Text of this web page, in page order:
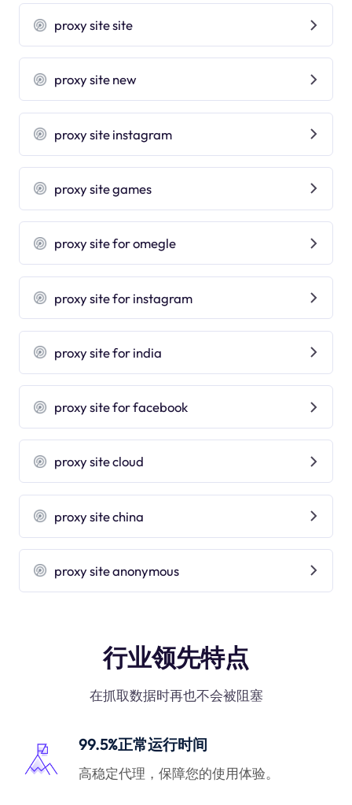
proxy site site
proxy site new
proxy site instagram
proxy site games
proxy site for omegle
proxy site for instagram
proxy site for india
proxy site for facebook
proxy site cloud
proxy site china
proxy site anonymous
行业领先特点
在抓取数据时再也不会被阻塞
99.5%正常运行时间
高稳定代理，保障您的使用体验。